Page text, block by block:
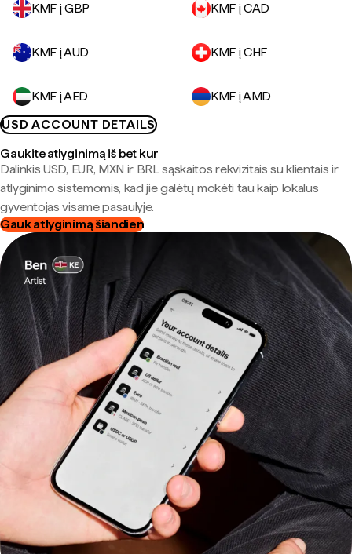
KMF į GBP KMF į CAD
KMF į AUD KMF į CHF
KMF į AED
KMF į AMD
USD ACCOUNT DETAILS
Gaukite atlyginimą iš bet kur
Dalinkis USD, EUR, MXN ir BRL sąskaitos rekvizitais su klientais ir
atlyginimo sistemomis, kad jie galėtų mokėti tau kaip lokalus
gyventojas visame pasaulyje.
Gauk atlyginimą šiandien